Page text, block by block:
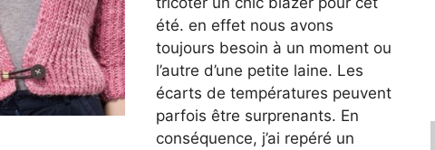
été. en effet nous avons
toujours besoin à un moment ou
l’autre d’une petite laine. Les
écarts de températures peuvent
parfois être surprenants. En
conséquence, j’ai repéré un